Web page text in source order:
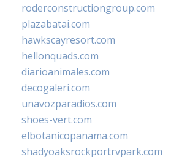
roderconstructiongroup.com
plazabatai.com
hawkscayresort.com
hellonquads.com
diarioanimales.com
decogaleri.com
unavozparadios.com
shoes-vert.com
elbotanicopanama.com
shadyoaksrockportrvpark.com